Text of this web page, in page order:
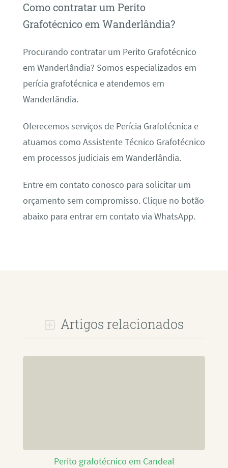
Como contratar um Perito
Grafotécnico em Wanderlândia?
Procurando contratar um Perito Grafotécnico
em Wanderlândia? Somos especializados em
perícia grafotécnica e atendemos em
Wanderlândia.
Oferecemos serviços de Perícia Grafotécnica e
atuamos como Assistente Técnico Grafotécnico
em processos judiciais em Wanderlândia.
Entre em contato conosco para solicitar um
orçamento sem compromisso. Clique no botão
abaixo para entrar em contato via WhatsApp.
Artigos relacionados
Perito grafotécnico em Candeal